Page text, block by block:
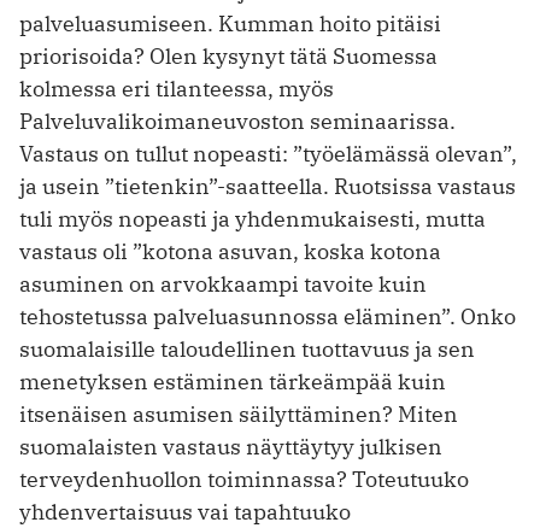
palveluasumiseen. Kumman hoito pitäisi
priorisoida? Olen kysynyt tätä Suomessa
kolmessa eri tilanteessa, myös
Palveluvalikoimaneuvoston seminaarissa.
Vastaus on tullut nopeasti: ”työelämässä olevan”,
ja usein ”tietenkin”-saatteella. Ruotsissa vastaus
tuli myös nopeasti ja yhdenmukaisesti, mutta
vastaus oli ”kotona asuvan, koska kotona
asuminen on arvokkaampi tavoite kuin
tehostetussa palveluasunnossa eläminen”. Onko
suomalaisille taloudellinen tuottavuus ja sen
menetyksen estäminen tärkeämpää kuin
itsenäisen asumisen säilyttäminen? Miten
suomalaisten vastaus näyttäytyy julkisen
terveydenhuollon toiminnassa? Toteutuuko
yhdenvertaisuus vai tapahtuuko